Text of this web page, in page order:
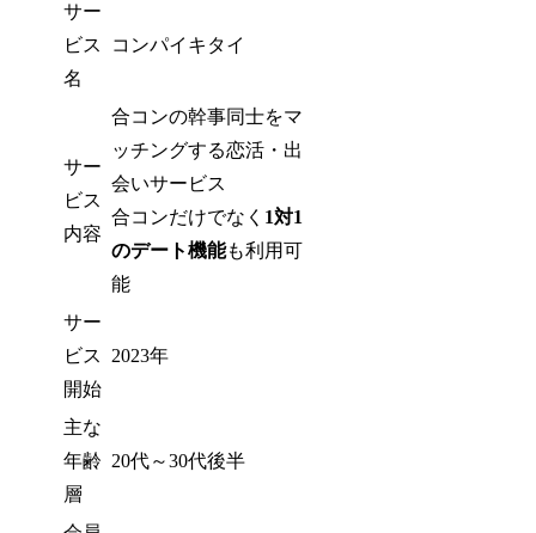
サー
ビス
名
コンパイキタイ
サー
ビス
内容
合コンの幹事同士をマ
ッチングする恋活・出
会いサービス
合コンだけでなく 1対1
のデート機能も利用可
能
サー
ビス
開始
2023年
主な
年齢
層
20代～30代後半